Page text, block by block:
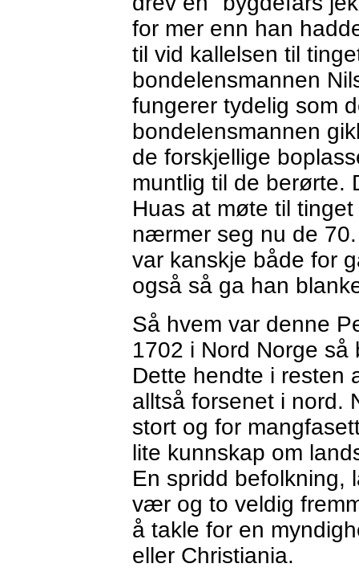
for mer enn han
til vid kallelsen til
bondelensmannen
fungerer tydelig som
bondelensmannen
de forskjellige
muntlig til de berørte.
Huas at møte til
nærmer seg nu de
var kanskje både for
også så ga han
Så hvem var denne
1702 i Nord Norge
Dette hendte i resten
alltså forsenet i nord.
stort og for
lite kunnskap om
En spridd befolkning,
vær og to veldig
å takle for en
eller Christiania.